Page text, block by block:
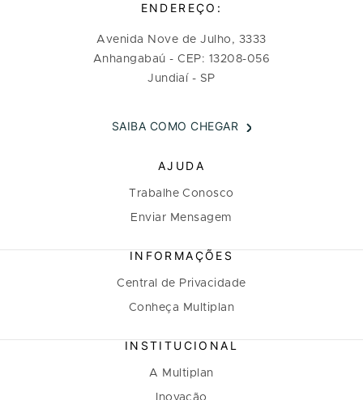
ENDEREÇO:
Avenida Nove de Julho, 3333
Anhangabaú - CEP: 13208-056
Jundiaí - SP
SAIBA COMO CHEGAR
AJUDA
Trabalhe Conosco
Enviar Mensagem
INFORMAÇÕES
Central de Privacidade
Conheça Multiplan
INSTITUCIONAL
A Multiplan